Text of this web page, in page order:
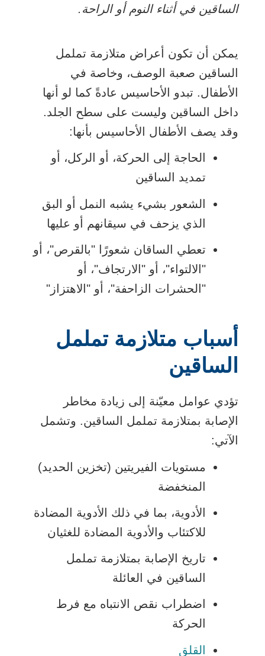
الساقين في أثناء النوم أو الراحة.
يمكن أن تكون أعراض متلازمة تململ
الساقين صعبة الوصف، وخاصة في
الأطفال. تبدو الأحاسيس عادةً كما لو أنها
داخل الساقين وليست على سطح الجلد.
وقد يصف الأطفال الأحاسيس بأنها:
الحاجة إلى الحركة، أو الركل، أو
تمديد الساقين
الشعور بشيء يشبه النمل أو البق
الذي يزحف في سيقانهم أو عليها
تعطي الساقان شعورًا "بالقرص"، أو
"الالتواء"، أو "الارتجاف"، أو
"الحشرات الزاحفة"، أو "الاهتزاز"
أسباب متلازمة تململ
الساقين
تؤدي عوامل معيّنة إلى زيادة مخاطر
الإصابة بمتلازمة تململ الساقين. وتشمل
الآتي:
مستويات الفيريتين (تخزين الحديد)
المنخفضة
الأدوية، بما في ذلك الأدوية المضادة
للاكتئاب والأدوية المضادة للغثيان
تاريخ الإصابة بمتلازمة تململ
الساقين في العائلة
اضطراب نقص الانتباه مع فرط
الحركة
القلق